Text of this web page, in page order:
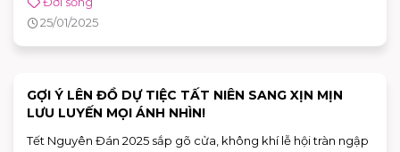
Tân Phú Celadon khám phá bí quyết chăm tóc đón Tết dễ
áp dụng mà vẫn cực kỳ hiệu quả!
25/01/2025
GỢI Ý LÊN ĐỒ DỰ TIỆC TẤT NIÊN SANG XỊN MỊN
LƯU LUYẾN MỌI ÁNH NHÌN!
Tết Nguyên Đán 2025 sắp gõ cửa, không khí lễ hội tràn ngập